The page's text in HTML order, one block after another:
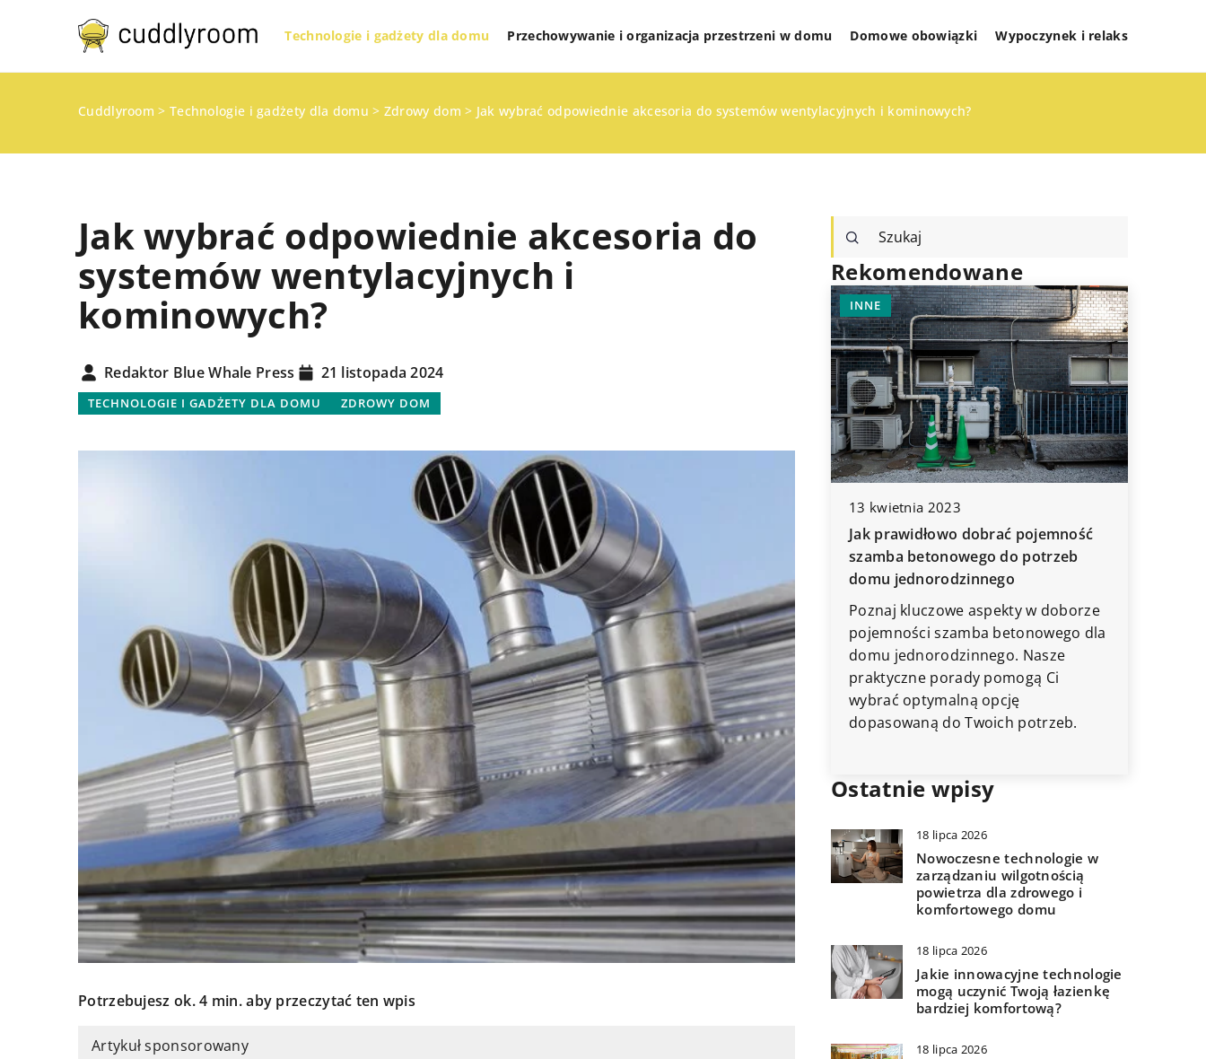
Technologie i gadżety dla domu Przechowywanie i organizacja przestrzeni w domu Domowe obowiązki Wypoczynek i relaks
Cuddlyroom > Technologie i gadżety dla domu > Zdrowy dom > Jak wybrać odpowiednie akcesoria do systemów wentylacyjnych i kominowych?
Jak wybrać odpowiednie akcesoria do
systemów wentylacyjnych i
kominowych?
Redaktor Blue Whale Press 21 listopada 2024
TECHNOLOGIE I GADŻETY DLA DOMU ZDROWY DOM
Potrzebujesz ok. 4 min. aby przeczytać ten wpis
Artykuł sponsorowany
Rekomendowane
INNE
Jak wybrać idealne tapety do pokoju
dziecięcego?
Dowiedz się, jak dobrać tapety, które
stworzą bezpieczne i kreatywne
środowisko dla Twojego dziecka.
Poznaj różnorodne style, wzory i
materiały, które idealnie wpasują się
w klimat pokoju dziecięcego.
13 stycznia 2026
Innowacyjne technologie
oczyszczania powietrza dla
zdrowszego życia w domu
Odkryj skuteczne metody i
nowoczesne technologie, które
pomogą Ci poprawić jakość
powietrza w Twoim domu, tworząc
zdrowsze i przyjemniejsze
środowisko życia dla Ciebie i Twojej
rodziny.
INNE
13 kwietnia 2023
Jak prawidłowo dobrać pojemność
szamba betonowego do potrzeb
domu jednorodzinnego
Poznaj kluczowe aspekty w doborze
pojemności szamba betonowego dla
domu jednorodzinnego. Nasze
praktyczne porady pomogą Ci
wybrać optymalną opcję
dopasowaną do Twoich potrzeb.
Ostatnie wpisy
18 lipca 2026
Nowoczesne technologie w
zarządzaniu wilgotnością
powietrza dla zdrowego i
komfortowego domu
18 lipca 2026
Jakie innowacyjne technologie
mogą uczynić Twoją łazienkę
bardziej komfortową?
18 lipca 2026